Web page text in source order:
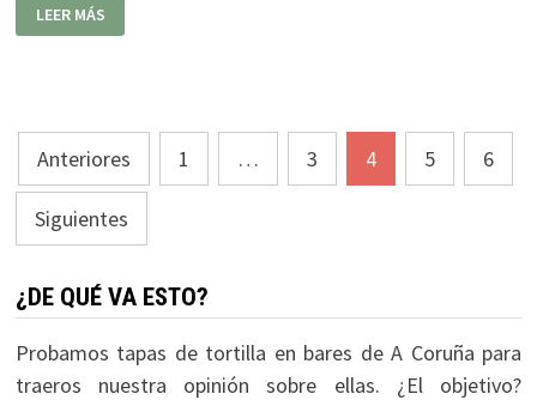
CAFÉ
BAR
PALLAS
LEER MÁS
Paginación
de
entradas
Anteriores 1 … 3 4 5 6
Siguientes
¿DE QUÉ VA ESTO?
Probamos tapas de tortilla en bares de A Coruña para
traeros nuestra opinión sobre ellas. ¿El objetivo?